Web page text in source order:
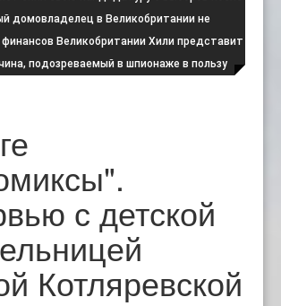
общест:
домовладелец в Великобритании не
запрет на испо:
Великобритании Хили представит
28 октя:
подозреваемый в шпионаже в пользу
с детской
Котляревской